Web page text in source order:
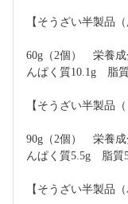
【そうざい半製品
60g（2個）　栄養
んぱく質10.1g　脂
【そうざい半製品
90g（2個）　栄養
んぱく質5.5g　脂質
【そうざい半製品